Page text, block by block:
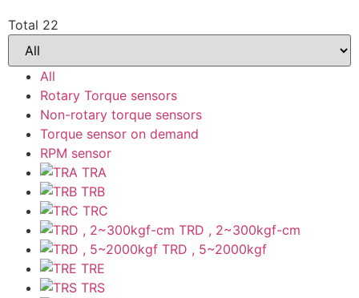
Total 22
All
Rotary Torque sensors
Non-rotary torque sensors
Torque sensor on demand
RPM sensor
TRA
TRB
TRC
TRD , 2~300kgf-cm
TRD , 5~2000kgf
TRE
TRS